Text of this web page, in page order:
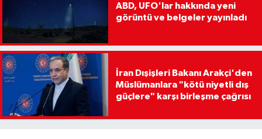
ABD, UFO'lar hakkında yeni
görüntü ve belgeler yayınladı
İran Dışişleri Bakanı Arakçi'den
Müslümanlara "kötü niyetli dış
güçlere" karşı birleşme çağrısı